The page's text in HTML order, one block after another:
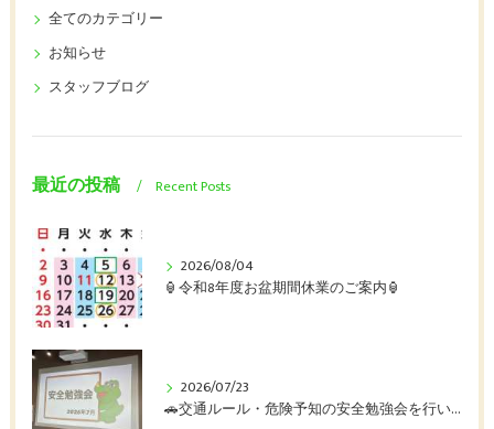
全てのカテゴリー
お知らせ
スタッフブログ
最近の投稿 Recent Posts
2026/08/04
🏮令和8年度お盆期間休業のご案内🏮
2026/07/23
🚗交通ルール・危険予知の安全勉強会を行いました🚛